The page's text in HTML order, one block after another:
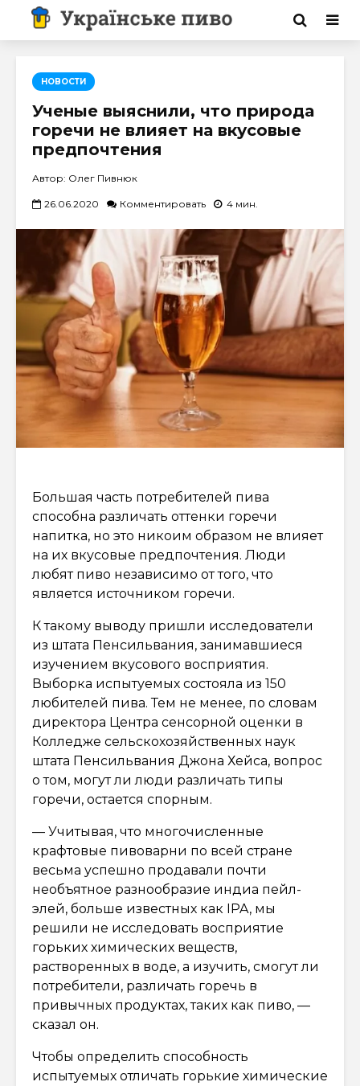
НОВОСТИ
Ученые выяснили, что природа
горечи не влияет на вкусовые
предпочтения
Автор: Олег Пивнюк
26.06.2020 Комментировать 4 мин.
Большая часть потребителей пива
способна различать оттенки горечи
напитка, но это никоим образом не влияет
на их вкусовые предпочтения. Люди
любят пиво независимо от того, что
является источником горечи.
К такому выводу пришли исследователи
из штата Пенсильвания, занимавшиеся
изучением вкусового восприятия.
Выборка испытуемых состояла из 150
любителей пива. Тем не менее, по словам
директора Центра сенсорной оценки в
Колледже сельскохозяйственных наук
штата Пенсильвания Джона Хейса, вопрос
о том, могут ли люди различать типы
горечи, остается спорным.
— Учитывая, что многочисленные
крафтовые пивоварни по всей стране
весьма успешно продавали почти
необъятное разнообразие индиа пейл-
элей, больше известных как IPA, мы
решили не исследовать восприятие
горьких химических веществ,
растворенных в воде, а изучить, смогут ли
потребители, различать горечь в
привычных продуктах, таких как пиво, —
сказал он.
Чтобы определить способность
испытуемых отличать горькие химические